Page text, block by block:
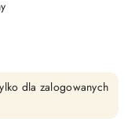
dla zalogowanych